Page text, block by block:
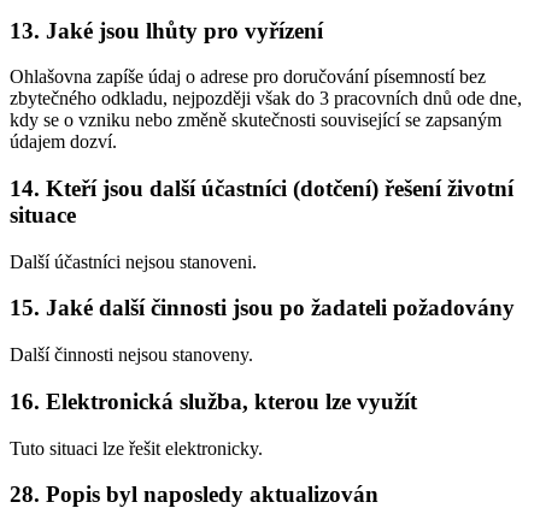
13. Jaké jsou lhůty pro vyřízení
Ohlašovna zapíše údaj o adrese pro doručování písemností bez
zbytečného odkladu, nejpozději však do 3 pracovních dnů ode dne,
kdy se o vzniku nebo změně skutečnosti související se zapsaným
údajem dozví.
14. Kteří jsou další účastníci (dotčení) řešení životní
situace
Další účastníci nejsou stanoveni.
15. Jaké další činnosti jsou po žadateli požadovány
Další činnosti nejsou stanoveny.
16. Elektronická služba, kterou lze využít
Tuto situaci lze řešit elektronicky.
28. Popis byl naposledy aktualizován